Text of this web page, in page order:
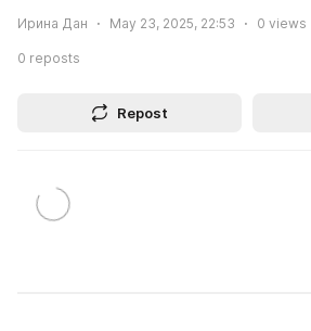
Ирина Дан May 23, 2025, 22:53 0 views
0 reposts
Repost